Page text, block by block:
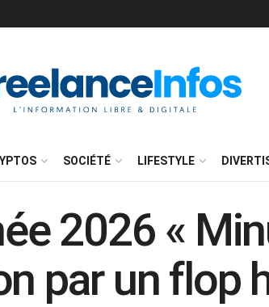
SOCIÉTÉ LIFESTYLE
2026 «
par un flop